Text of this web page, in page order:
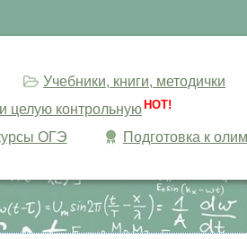
Учебники, книги, методички
целую контрольную HOT!
ОГЭ Подготовка к